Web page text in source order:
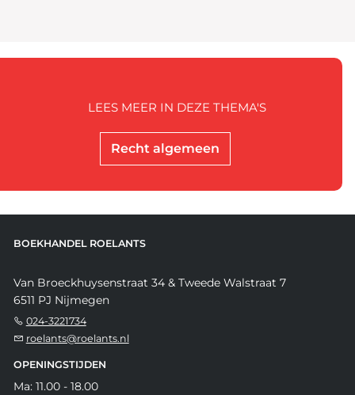
Recht algemeen
LEES MEER IN DEZE THEMA'S
BOEKHANDEL ROELANTS
Van Broeckhuysenstraat 34 & Tweede Walstraat 7
6511 PJ Nijmegen
024-3221734
roelants@roelants.nl
OPENINGSTIJDEN
Ma: 11.00 - 18.00